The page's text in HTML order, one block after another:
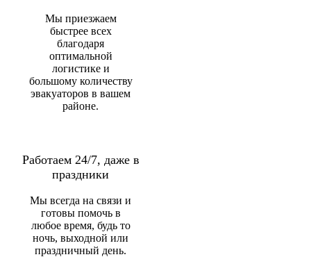
Мы приезжаем
быстрее всех
благодаря
оптимальной
логистике и
большому количеству
эвакуаторов в вашем
районе.
Работаем 24/7, даже в
праздники
Мы всегда на связи и
готовы помочь в
любое время, будь то
ночь, выходной или
праздничный день.